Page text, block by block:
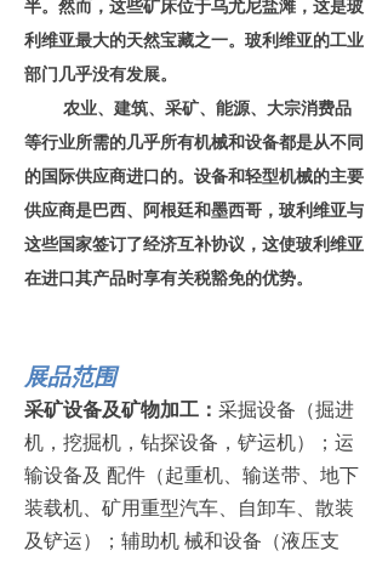
半。然而，这些矿床位于乌尤尼盐滩，这是玻
利维亚最大的天然宝藏之一。玻利维亚的工业
部门几乎没有发展。
农业、建筑、采矿、能源、大宗消费品
等行业所需的几乎所有机械和设备都是从不同
的国际供应商进口的。设备和轻型机械的主要
供应商是巴西、阿根廷和墨西哥，玻利维亚与
这些国家签订了经济互补协议，这使玻利维亚
在进口其产品时享有关税豁免的优势。
展品范围
采矿设备及矿物加工： 采掘设备（掘进
机，挖掘机，钻探设备，铲运机）；运
输设备及 配件（起重机、输送带、地下
装载机、矿用重型汽车、自卸车、散装
及铲运）；辅助机 械和设备（液压支